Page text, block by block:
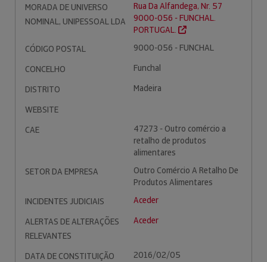
MORADA DE UNIVERSO
NOMINAL, UNIPESSOAL LDA
Rua Da Alfandega, Nr. 57
9000-056 - FUNCHAL.
PORTUGAL.
CÓDIGO POSTAL
9000-056 - FUNCHAL
CONCELHO
Funchal
DISTRITO
Madeira
WEBSITE
CAE
47273 - Outro comércio a
retalho de produtos
alimentares
SETOR DA EMPRESA
Outro Comércio A Retalho De
Produtos Alimentares
INCIDENTES JUDICIAIS
Aceder
ALERTAS DE ALTERAÇÕES
RELEVANTES
Aceder
DATA DE CONSTITUIÇÃO 2016/02/05